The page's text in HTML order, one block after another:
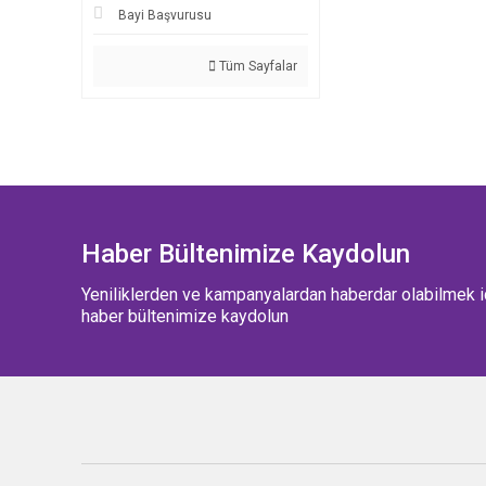
Bayi Başvurusu
Tüm Sayfalar
Haber Bültenimize Kaydolun
Yeniliklerden ve kampanyalardan haberdar olabilmek
haber bültenimize kaydolun